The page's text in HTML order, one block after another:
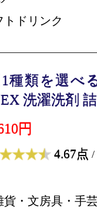
ドリンク
1種類を選べ
洗濯洗剤
円
4.67点 /
・文房具・手